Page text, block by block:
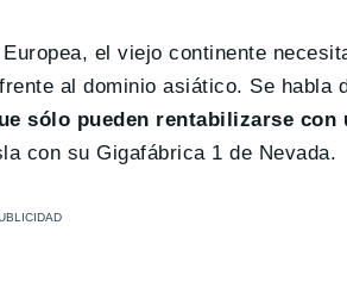
el viejo continente
al dominio asiático. Se habla
sólo pueden rentabilizarse con
con su Gigafábrica 1 de Nevada.